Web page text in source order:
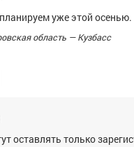
уже этой осенью.
область — Кузбасс
оставлять только